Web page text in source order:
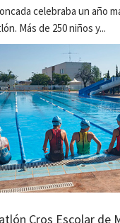
celebraba un año
Más de 250 niños y...
Cros Escolar de